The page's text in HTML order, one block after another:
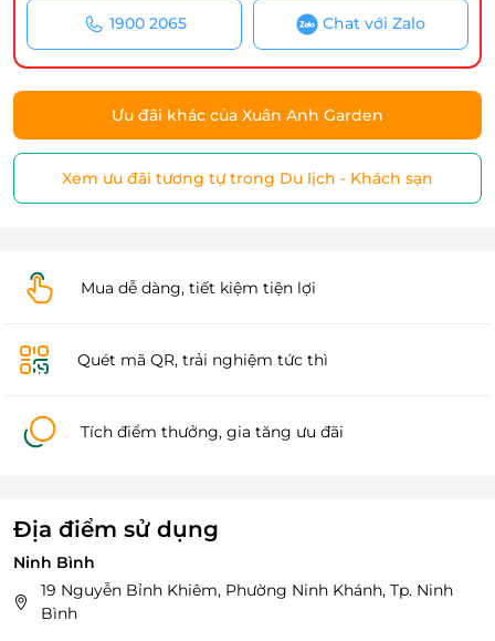
1900 2065 Chat với Zalo
Ưu đãi khác của Xuân Anh Garden
Xem ưu đãi tương tự trong Du lịch - Khách sạn
Mua dễ dàng, tiết kiệm tiện lợi
Quét mã QR, trải nghiệm tức thì
Tích điểm thưởng, gia tăng ưu đãi
Địa điểm sử dụng
Ninh Bình
19 Nguyễn Bỉnh Khiêm, Phường Ninh Khánh, Tp. Ninh
Bình